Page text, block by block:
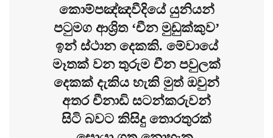
කොම්පඤ්ඤවීදියේ යුනියන්
පටුමග ආශ්‍රිත ‘චීන මුඩුක්කුව’
ඉන් ස්ථාන දෙකකි. මේවායේ
මෑතක් වන තුරුම චීන පවුලක්
දෙකක් දැකිය හැකි මුත් ඔවුන්
අතර චීනාඩි සටන්කරුවන්
සිටි බවට කිසිදු තොරතුරක්